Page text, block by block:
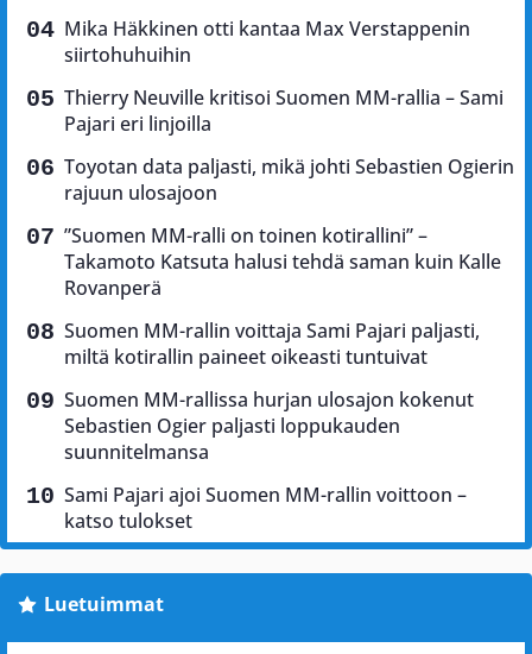
Mika Häkkinen otti kantaa Max Verstappenin
siirtohuhuihin
Thierry Neuville kritisoi Suomen MM-rallia – Sami
Pajari eri linjoilla
Toyotan data paljasti, mikä johti Sebastien Ogierin
rajuun ulosajoon
”Suomen MM-ralli on toinen kotirallini” –
Takamoto Katsuta halusi tehdä saman kuin Kalle
Rovanperä
Suomen MM-rallin voittaja Sami Pajari paljasti,
miltä kotirallin paineet oikeasti tuntuivat
Suomen MM-rallissa hurjan ulosajon kokenut
Sebastien Ogier paljasti loppukauden
suunnitelmansa
Sami Pajari ajoi Suomen MM-rallin voittoon –
katso tulokset
Luetuimmat